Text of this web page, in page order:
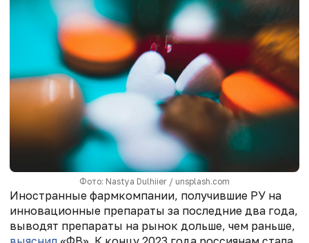
Фото: Nastya Dulhiier / unsplash.com
Иностранные фармкомпании, получившие РУ на
инновационные препараты за последние два года,
выводят препараты на рынок дольше, чем раньше,